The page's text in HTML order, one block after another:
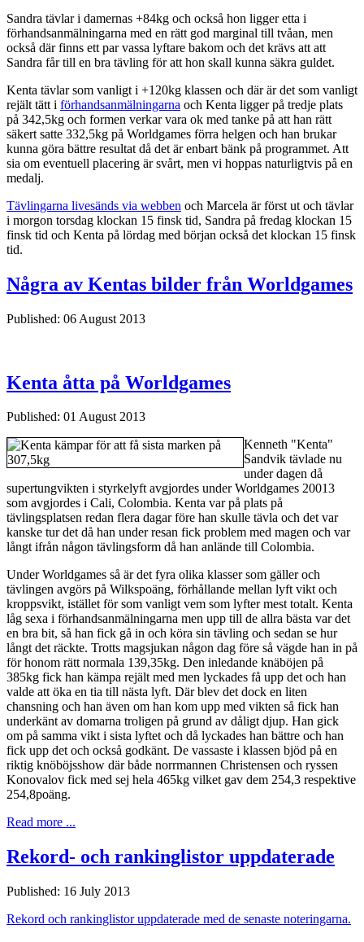
Sandra tävlar i damernas +84kg och också hon ligger etta i
förhandsanmälningarna med en rätt god marginal till tvåan, men
också där finns ett par vassa lyftare bakom och det krävs att att
Sandra får till en bra tävling för att hon skall kunna säkra guldet.
Kenta tävlar som vanligt i +120kg klassen och där är det som vanligt
rejält tätt i förhandsanmälningarna och Kenta ligger på tredje plats
på 342,5kg och formen verkar vara ok med tanke på att han rätt
säkert satte 332,5kg på Worldgames förra helgen och han brukar
kunna göra bättre resultat då det är enbart bänk på programmet. Att
sia om eventuell placering är svårt, men vi hoppas naturligtvis på en
medalj.
Tävlingarna livesänds via webben och Marcela är först ut och tävlar
i morgon torsdag klockan 15 finsk tid, Sandra på fredag klockan 15
finsk tid och Kenta på lördag med början också det klockan 15 finsk
tid.
Några av Kentas bilder från Worldgames
Published: 06 August 2013
Kenta åtta på Worldgames
Published: 01 August 2013
Kenneth "Kenta"
Sandvik tävlade nu
under dagen då
supertungvikten i styrkelyft avgjordes under Worldgames 20013
som avgjordes i Cali, Colombia. Kenta var på plats på
tävlingsplatsen redan flera dagar före han skulle tävla och det var
kanske tur det då han under resan fick problem med magen och var
långt ifrån någon tävlingsform då han anlände till Colombia.
Under Worldgames så är det fyra olika klasser som gäller och
tävlingen avgörs på Wilkspoäng, förhållande mellan lyft vikt och
kroppsvikt, istället för som vanligt vem som lyfter mest totalt. Kenta
låg sexa i förhandsanmälningarna men upp till de allra bästa var det
en bra bit, så han fick gå in och köra sin tävling och sedan se hur
långt det räckte. Trotts magsjukan någon dag före så vägde han in på
för honom rätt normala 139,35kg. Den inledande knäböjen på
385kg fick han kämpa rejält med men lyckades få upp det och han
valde att öka en tia till nästa lyft. Där blev det dock en liten
chansning och han även om han kom upp med vikten så fick han
underkänt av domarna troligen på grund av dåligt djup. Han gick
om på samma vikt i sista lyftet och då lyckades han bättre och han
fick upp det och också godkänt. De vassaste i klassen bjöd på en
riktig knöböjsshow där både norrmannen Christensen och ryssen
Konovalov fick med sej hela 465kg vilket gav dem 254,3 respektive
254,8poäng.
Read more ...
Rekord- och rankinglistor uppdaterade
Published: 16 July 2013
Rekord och rankinglistor uppdaterade med de senaste noteringarna.